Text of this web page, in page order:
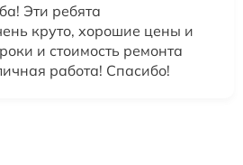
Эти ребята
круто, хорошие цены и
и стоимость ремонта
работа! Спасибо!